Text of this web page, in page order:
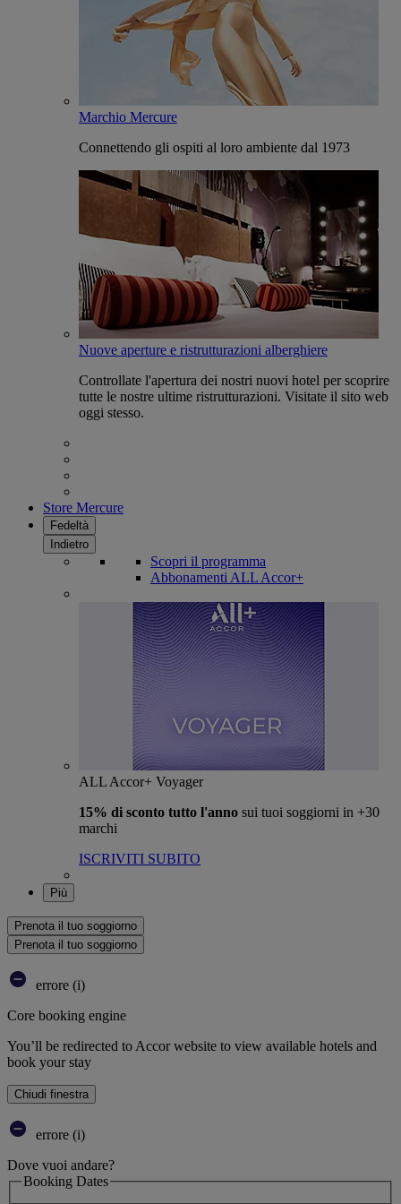
Marchio Mercure
Connettendo gli ospiti al loro ambiente dal 1973
Nuove aperture e ristrutturazioni alberghiere
Controllate l'apertura dei nostri nuovi hotel per scoprire
tutte le nostre ultime ristrutturazioni. Visitate il sito web
oggi stesso.
Store Mercure
Fedeltà
Indietro
Scopri il programma
Abbonamenti ALL Accor+
ALL Accor+ Voyager
15% di sconto tutto l'anno sui tuoi soggiorni in +30
marchi
ISCRIVITI SUBITO
Più
Prenota il tuo soggiorno
Prenota il tuo soggiorno
errore (i)
Core booking engine
You’ll be redirected to Accor website to view available hotels and
book your stay
Chiudi finestra
errore (i)
Dove vuoi andare?
Booking Dates